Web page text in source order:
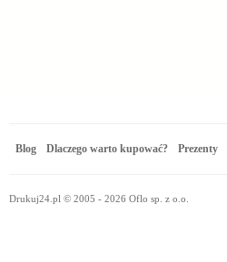
Blog Dlaczego warto kupować? Prezenty
Drukuj24.pl © 2005 - 2026 Oflo sp. z o.o.